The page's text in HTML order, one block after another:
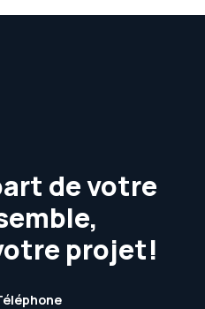
de votre
projet!